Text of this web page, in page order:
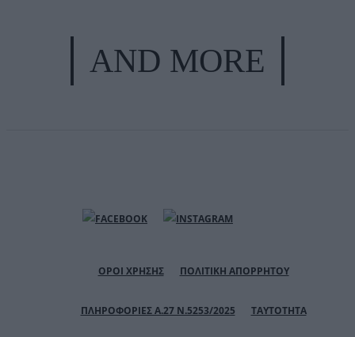
AND MORE
ΟΡΟΙ ΧΡΗΣΗΣ ΠΟΛΙΤΙΚΗ ΑΠΟΡΡΗΤΟΥ
ΠΛΗΡΟΦΟΡΙΕΣ Α.27 Ν.5253/2025 ΤΑΥΤΟΤΗΤΑ